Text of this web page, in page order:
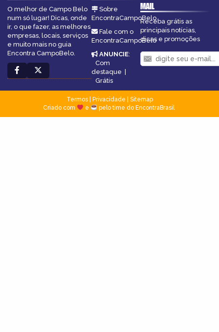
O melhor de Campo Belo
num só lugar! Dicas, onde
ir, o que fazer, as melhores
empresas, locais, serviços
e muito mais no guia
Encontra CampoBelo.
Sobre
EncontraCampoBelo
Fale com o
EncontraCampoBelo
ANUNCIE:
Com
destaque |
Grátis
MAIL
Receba grátis as
principais notícias,
dicas e promoções
Termos| Privacidade
Sitemap
Criado com
e pelo time do EncontraBrasil